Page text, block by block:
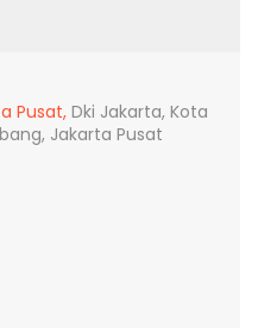
Pusat,Dki Jakarta, Kota
Jakarta Pusat